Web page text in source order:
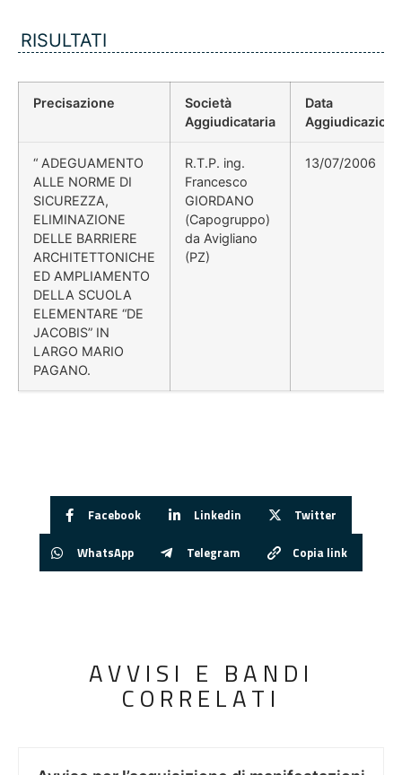
RISULTATI
Precisazione
Società
Aggiudicataria
Data
Aggiudicazione
“ ADEGUAMENTO
ALLE NORME DI
SICUREZZA,
ELIMINAZIONE
DELLE BARRIERE
ARCHITETTONICHE
ED AMPLIAMENTO
DELLA SCUOLA
ELEMENTARE “DE
JACOBIS” IN
LARGO MARIO
PAGANO.
R.T.P. ing.
Francesco
GIORDANO
(Capogruppo)
da Avigliano
(PZ)
13/07/2006
Facebook Linkedin Twitter
WhatsApp Telegram Copia link
AVVISI E BANDI
CORRELATI